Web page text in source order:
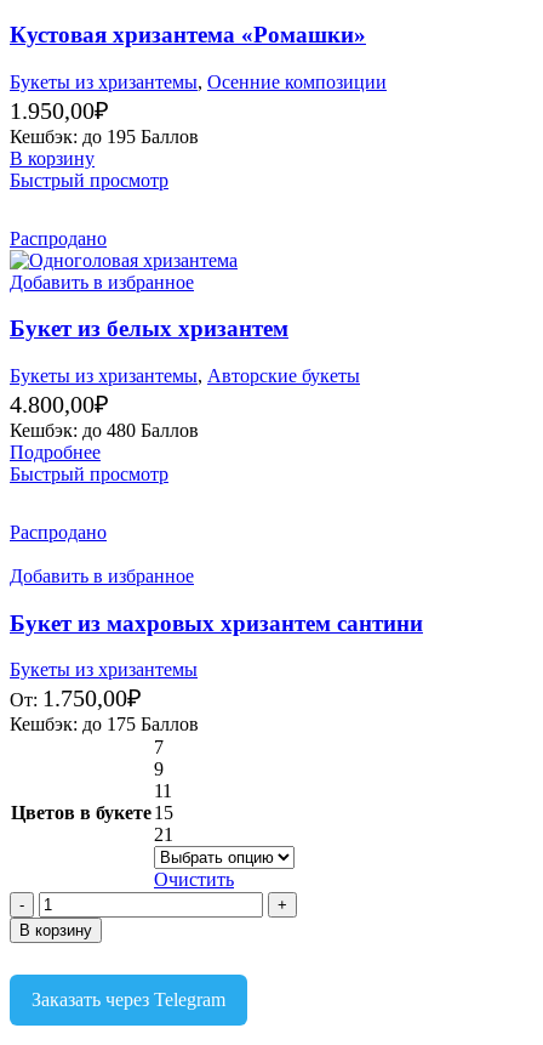
Кустовая хризантема «Ромашки»
Букеты из хризантемы, Осенние композиции
1.950,00₽
Кешбэк: до 195 Баллов
В корзину
Быстрый просмотр
Распродано
Добавить в избранное
Букет из белых хризантем
Букеты из хризантемы, Авторские букеты
4.800,00₽
Кешбэк: до 480 Баллов
Подробнее
Быстрый просмотр
Распродано
Добавить в избранное
Букет из махровых хризантем сантини
Букеты из хризантемы
От: 1.750,00₽
Кешбэк: до 175 Баллов
Цветов в букете
7
9
11
15
21
Очистить
В корзину
Заказать через Telegram